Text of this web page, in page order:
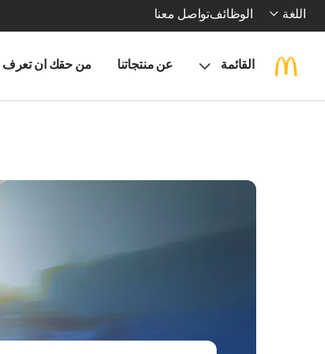
اللغة الوظائفتواصل معنا
القائمة عن منتجاتنا من حقك ان تعرف